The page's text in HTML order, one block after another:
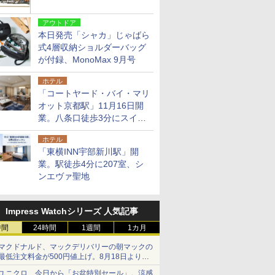
アウトドア
本日発売「シャカ」じゃばら
式4層収納ショルダーバッグ
が付録、MonoMax 9月号
ホテル
「コートヤード・バイ・マリ
オット京都駅」11月16日開
業。八条口徒歩3分にスイー
ト含む全270室、ダイニング
も併設
ホテル
「東横INN宇部新川駅」開
業。駅徒歩4分に207室、シ
ンエヴァ聖地
Impress Watchシリーズ 人気記事
24時間 1週間 1カ月
クドナルド、マックデリバリーの朝マックの
低注文料金が500円値上げ。8月18日より
円から受付
ニクロ、今日から「お盆特別セール」。涼感